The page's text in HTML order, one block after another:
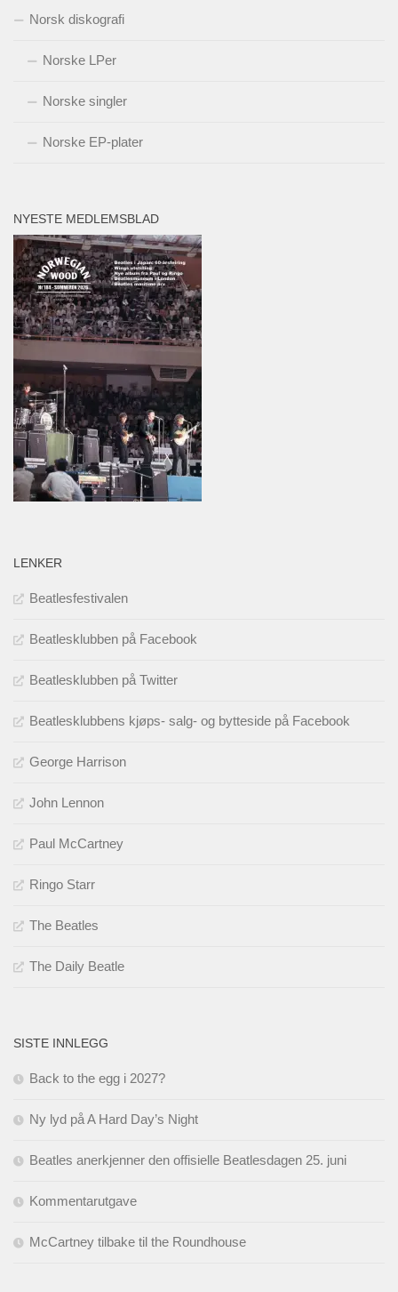
Norsk diskografi
Norske LPer
Norske singler
Norske EP-plater
NYESTE MEDLEMSBLAD
LENKER
Beatlesfestivalen
Beatlesklubben på Facebook
Beatlesklubben på Twitter
Beatlesklubbens kjøps- salg- og bytteside på Facebook
George Harrison
John Lennon
Paul McCartney
Ringo Starr
The Beatles
The Daily Beatle
SISTE INNLEGG
Back to the egg i 2027?
Ny lyd på A Hard Day’s Night
Beatles anerkjenner den offisielle Beatlesdagen 25. juni
Kommentarutgave
McCartney tilbake til the Roundhouse